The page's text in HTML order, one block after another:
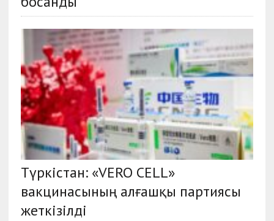
Түркістан: «VERO CELL»
вакцинасының алғашқы партиясы
жеткізілді